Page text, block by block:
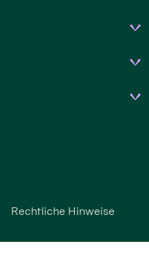
Rechtliche Hinweise